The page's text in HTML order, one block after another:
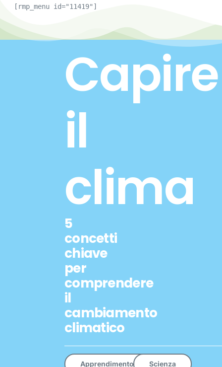
[rmp_menu id="11419"]
Capire
il
clima
5
concetti
chiave
per
comprendere
il
cambiamento
climatico
Apprendimento Scienza